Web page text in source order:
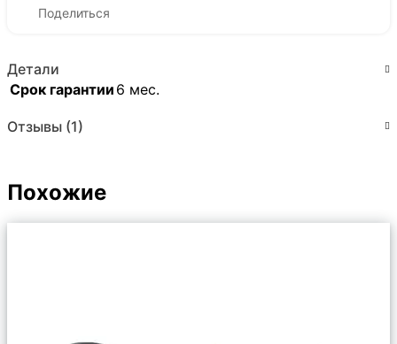
Поделиться
Детали
Срок гарантии 6 мес.
Отзывы (1)
Похожие